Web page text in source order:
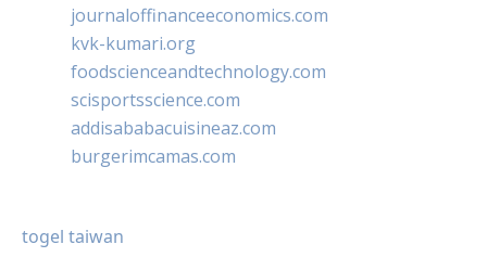
journaloffinanceeconomics.com
kvk-kumari.org
foodscienceandtechnology.com
scisportsscience.com
addisababacuisineaz.com
burgerimcamas.com
togel taiwan